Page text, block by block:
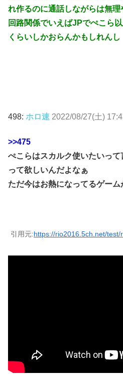
れ作るのに通話しながらは無理
回路関係でいえばJPでぺこら
くらいしかおらんかもしれんし
498: ホロ速 2022/08/27(土)
>>475
ぺこらはスカルク使いたいっ
って欲しいんだよなぁ
ただ今はお熱になってるゲー
引用元:https://rio2016.5ch.net/